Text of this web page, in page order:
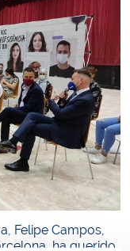
Felipe Campos,
ha querido